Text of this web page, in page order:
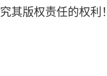
究其版权责任的权利！